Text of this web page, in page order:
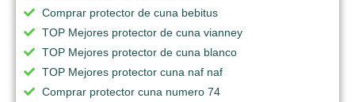
Comprar protector de cuna bebitus
TOP Mejores protector de cuna vianney
TOP Mejores protector de cuna blanco
TOP Mejores protector cuna naf naf
Comprar protector cuna numero 74